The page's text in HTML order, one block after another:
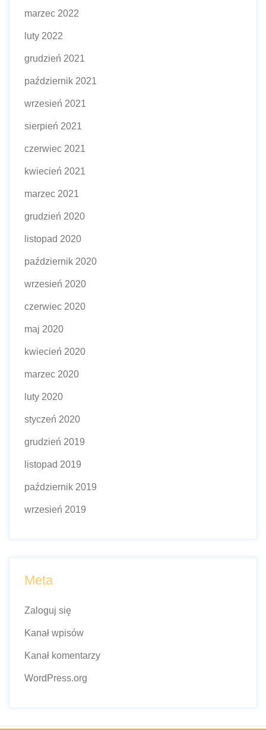
marzec 2022
luty 2022
grudzień 2021
październik 2021
wrzesień 2021
sierpień 2021
czerwiec 2021
kwiecień 2021
marzec 2021
grudzień 2020
listopad 2020
październik 2020
wrzesień 2020
czerwiec 2020
maj 2020
kwiecień 2020
marzec 2020
luty 2020
styczeń 2020
grudzień 2019
listopad 2019
październik 2019
wrzesień 2019
Meta
Zaloguj się
Kanał wpisów
Kanał komentarzy
WordPress.org